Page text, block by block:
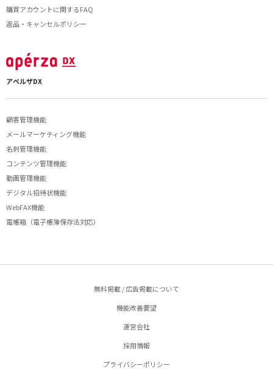
購買アカウントに関するFAQ
返品・キャンセルポリシー
アペルザDX
顧客管理機能
メールマーケティング機能
名刺管理機能
コンテンツ管理機能
動画管理機能
デジタル招待状機能
WebFAX機能
電帳箱（電子帳簿保存法対応）
無料掲載 / 広告掲載について
機能改善要望
運営会社
採用情報
プライバシーポリシー